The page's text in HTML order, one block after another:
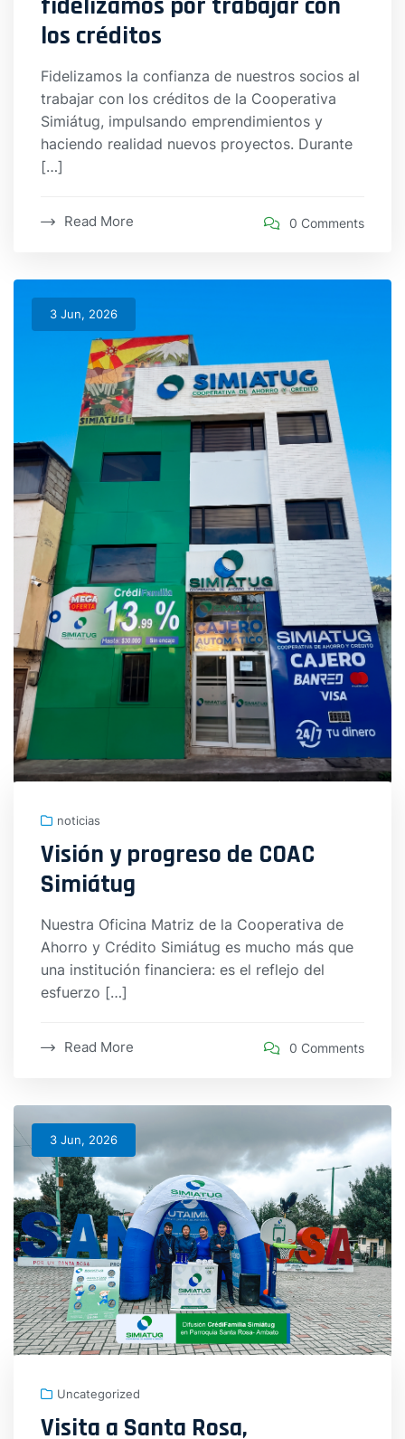
fidelizamos por trabajar con
los créditos
Fidelizamos la confianza de nuestros socios al
trabajar con los créditos de la Cooperativa
Simiátug, impulsando emprendimientos y
haciendo realidad nuevos proyectos. Durante
[…]
Read More 0 Comments
3 Jun, 2026
noticias
Visión y progreso de COAC
Simiátug
Nuestra Oficina Matriz de la Cooperativa de
Ahorro y Crédito Simiátug es mucho más que
una institución financiera: es el reflejo del
esfuerzo […]
Read More 0 Comments
3 Jun, 2026
Uncategorized
Visita a Santa Rosa,